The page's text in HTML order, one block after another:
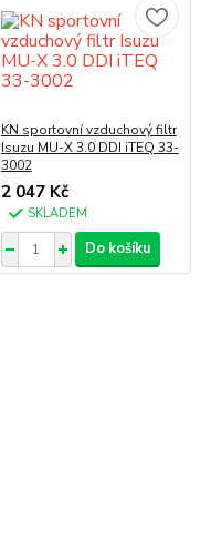
KN sportovní vzduchový filtr
Isuzu MU-X 3.0 DDI iTEQ 33-
3002
2 047 Kč
SKLADEM
Do košíku